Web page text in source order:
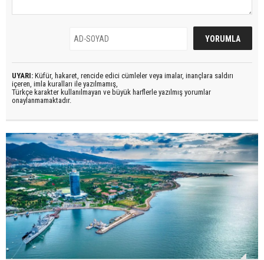
UYARI: Küfür, hakaret, rencide edici cümleler veya imalar, inançlara saldırı
içeren, imla kuralları ile yazılmamış,
Türkçe karakter kullanılmayan ve büyük harflerle yazılmış yorumlar
onaylanmamaktadır.